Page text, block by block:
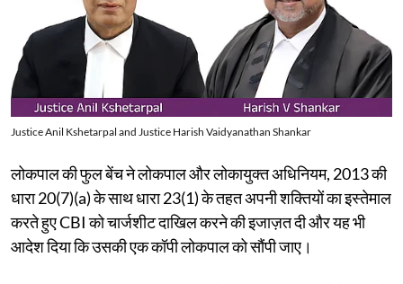
Justice Anil Kshetarpal and Justice Harish Vaidyanathan Shankar
लोकपाल की फुल बेंच ने लोकपाल और लोकायुक्त अधिनियम, 2013 की
धारा 20(7)(a) के साथ धारा 23(1) के तहत अपनी शक्तियों का इस्तेमाल
करते हुए CBI को चार्जशीट दाखिल करने की इजाज़त दी और यह भी
आदेश दिया कि उसकी एक कॉपी लोकपाल को सौंपी जाए।